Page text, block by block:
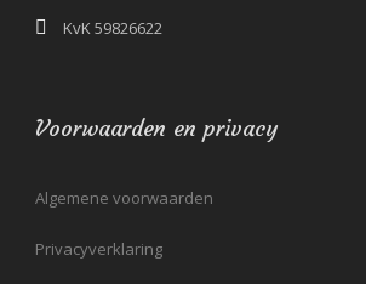
KvK 59826622
Voorwaarden en privacy
Algemene voorwaarden
Privacyverklaring